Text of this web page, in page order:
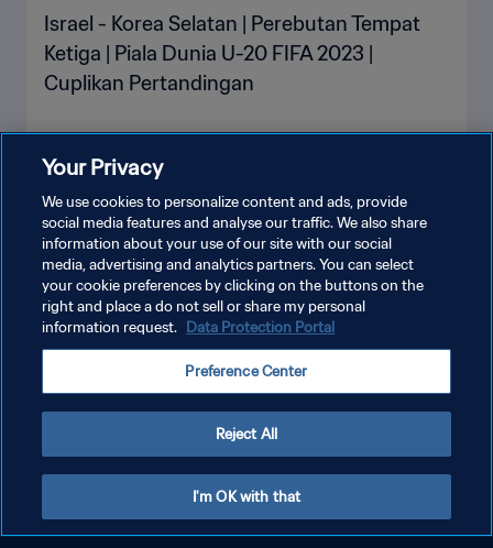
Israel - Korea Selatan | Perebutan Tempat
Ketiga | Piala Dunia U-20 FIFA 2023 |
Cuplikan Pertandingan
LIHAT LEBIH BANYAK
KEBIJAKAN PRIVASI
SYARAT DAN KETENTUAN
Your Privacy
We use cookies to personalize content and ads, provide
social media features and analyse our traffic. We also share
information about your use of our site with our social
media, advertising and analytics partners. You can select
your cookie preferences by clicking on the buttons on the
right and place a do not sell or share my personal
information request. Data Protection Portal
Preference Center
Reject All
I'm OK with that